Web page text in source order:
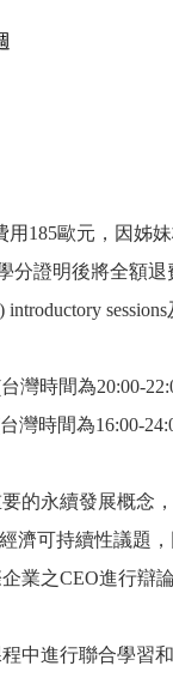
用185歐元，因姊
分證明後將全額退
灣時間為20:00-
灣時間為16:00-
的永續發展概念
濟可持續性議題
業之CEO進行辯
中進行聯合學習